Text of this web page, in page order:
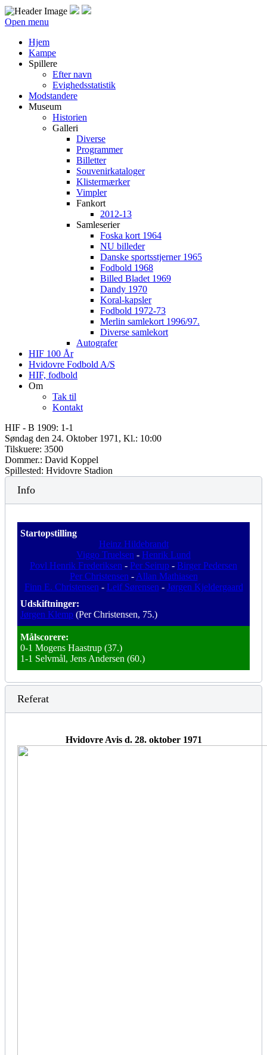
Open menu
Hjem
Kampe
Spillere
Efter navn
Evighedsstatistik
Modstandere
Museum
Historien
Galleri
Diverse
Programmer
Billetter
Souvenirkataloger
Klistermærker
Vimpler
Fankort
2012-13
Samleserier
Foska kort 1964
NU billeder
Danske sportsstjerner 1965
Fodbold 1968
Billed Bladet 1969
Dandy 1970
Koral-kapsler
Fodbold 1972-73
Merlin samlekort 1996/97.
Diverse samlekort
Autografer
HIF 100 År
Hvidovre Fodbold A/S
HIF, fodbold
Om
Tak til
Kontakt
HIF - B 1909: 1-1
Søndag den 24. Oktober 1971, Kl.: 10:00
Tilskuere: 3500
Dommer.: David Koppel
Spillested: Hvidovre Stadion
Info
Startopstilling
Heinz Hildebrandt
Viggo Truelsen - Henrik Lund
Povl Henrik Frederiksen - Per Seirup - Birger Pedersen
Per Christensen - Allan Mathiasen
Finn E. Christensen - Leif Sørensen - Jørgen Kjeldergaard
Udskiftninger:
Jørgen Klemp (Per Christensen, 75.)
Målscorere:
0-1 Mogens Haastrup (37.)
1-1 Selvmål, Jens Andersen (60.)
Referat
Hvidovre Avis d. 28. oktober 1971